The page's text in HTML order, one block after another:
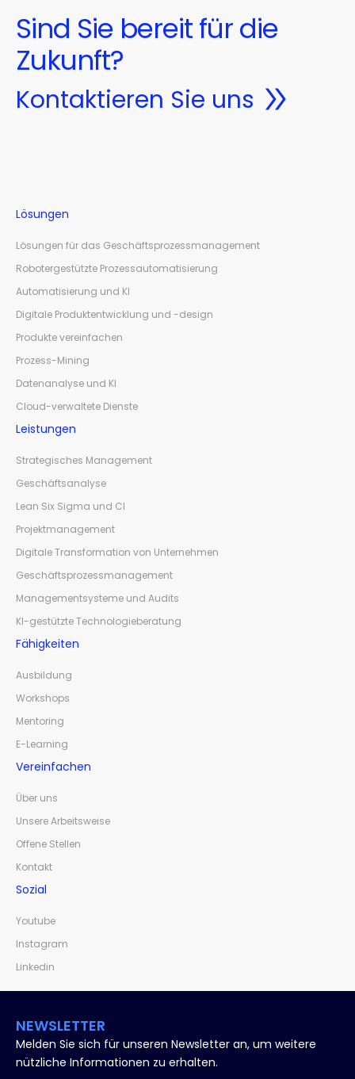
Sind Sie bereit für die
Zukunft?
Kontaktieren Sie uns
Lösungen
Lösungen für das Geschäftsprozessmanagement
Robotergestützte Prozessautomatisierung
Automatisierung und KI
Digitale Produktentwicklung und -design
Produkte vereinfachen
Prozess-Mining
Datenanalyse und KI
Cloud-verwaltete Dienste
Leistungen
Strategisches Management
Geschäftsanalyse
Lean Six Sigma und CI
Projektmanagement
Digitale Transformation von Unternehmen
Geschäftsprozessmanagement
Managementsysteme und Audits
KI-gestützte Technologieberatung
Fähigkeiten
Ausbildung
Workshops
Mentoring
E-Learning
Vereinfachen
Über uns
Unsere Arbeitsweise
Offene Stellen
Kontakt
Sozial
Youtube
Instagram
Linkedin
NEWSLETTER
Melden Sie sich für unseren Newsletter an, um weitere
nützliche Informationen zu erhalten.